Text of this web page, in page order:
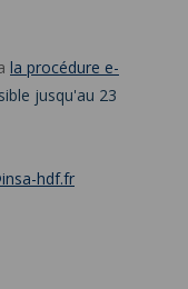
la procédure e-
jusqu'au 23
hdf.fr